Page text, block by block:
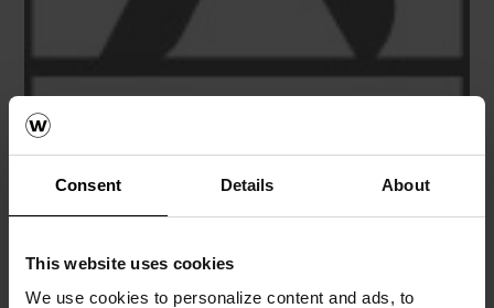
Consent Details About
This website uses cookies
We use cookies to personalize content and ads, to
Оптоварување од возила